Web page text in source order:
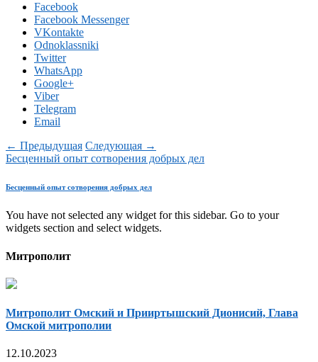
Facebook
Facebook Messenger
VKontakte
Odnoklassniki
Twitter
WhatsApp
Google+
Viber
Telegram
Email
← Предыдущая Следующая →
Бесценный опыт сотворения добрых дел
Бесценный опыт сотворения добрых дел
You have not selected any widget for this sidebar. Go to your
widgets section and select widgets.
Митрополит
Митрополит Омский и Прииртышский Дионисий, Глава
Омской митрополии
12.10.2023